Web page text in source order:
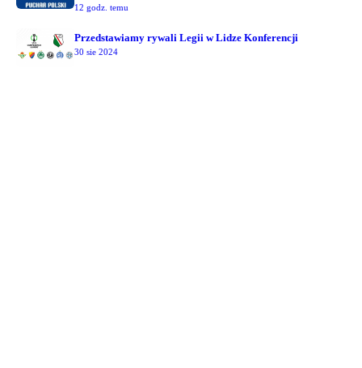
12 godz. temu
Przedstawiamy rywali Legii w Lidze Konferencji
30 sie 2024